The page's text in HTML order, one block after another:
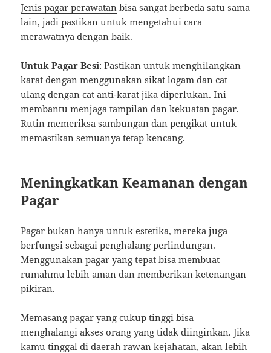
Jenis pagar perawatan bisa sangat berbeda satu sama
lain, jadi pastikan untuk mengetahui cara
merawatnya dengan baik.
Untuk Pagar Besi: Pastikan untuk menghilangkan
karat dengan menggunakan sikat logam dan cat
ulang dengan cat anti-karat jika diperlukan. Ini
membantu menjaga tampilan dan kekuatan pagar.
Rutin memeriksa sambungan dan pengikat untuk
memastikan semuanya tetap kencang.
Meningkatkan Keamanan dengan
Pagar
Pagar bukan hanya untuk estetika, mereka juga
berfungsi sebagai penghalang perlindungan.
Menggunakan pagar yang tepat bisa membuat
rumahmu lebih aman dan memberikan ketenangan
pikiran.
Memasang pagar yang cukup tinggi bisa
menghalangi akses orang yang tidak diinginkan. Jika
kamu tinggal di daerah rawan kejahatan, akan lebih